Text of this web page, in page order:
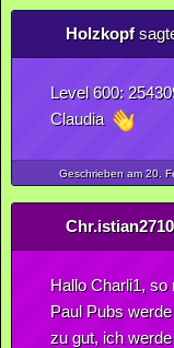
Holzkopf
Level 600:
Claudia
Geschrieben am 20.
Hallo Charli1,
Paul Pubs
zu gut, ich